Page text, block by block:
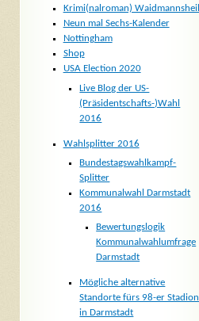
Krimi(nalroman) Waidmannsheil
Neun mal Sechs-Kalender
Nottingham
Shop
USA Election 2020
Live Blog der US-
(Präsidentschafts-)Wahl
2016
Wahlsplitter 2016
Bundestagswahlkampf-
Splitter
Kommunalwahl Darmstadt
2016
Bewertungslogik
Kommunalwahlumfrage
Darmstadt
Mögliche alternative
Standorte fürs 98-er Stadion
in Darmstadt